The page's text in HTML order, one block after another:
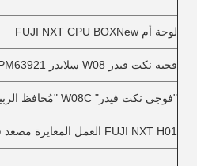
لوحة أم FUJI NXT CPU BOXNew
فجيه نكت فيدر W08 سلايدر PM63920 PM63921
"فوجي نكت فيدر" W08C "مُحافظ الربيع" PM0BAD01
FUJI NXT H01 العمل المعايرة مصعد فوهة نقطة بيضاء